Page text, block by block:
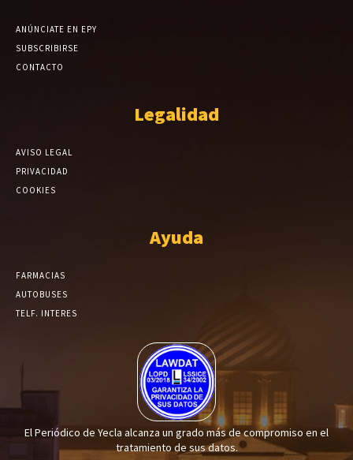
ANÚNCIATE EN EPY
SUBSCRIBIRSE
CONTACTO
Legalidad
AVISO LEGAL
PRIVACIDAD
COOKIES
Ayuda
FARMACIAS
AUTOBUSES
TELF. INTERES
El Periódico de Yecla alcanza un grado más de compromiso en el
tratamiento de sus datos.